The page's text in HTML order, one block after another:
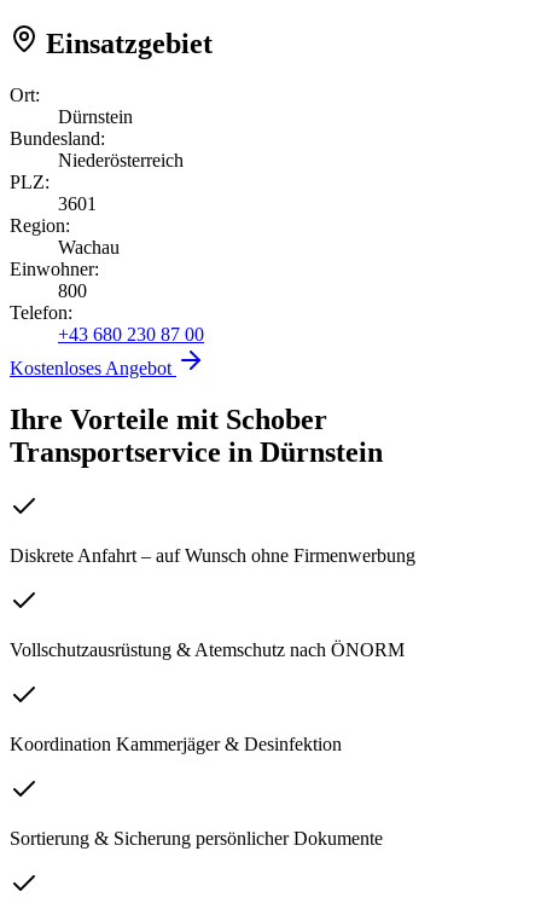
Einsatzgebiet
Ort:
Dürnstein
Bundesland:
Niederösterreich
PLZ:
3601
Region:
Wachau
Einwohner:
800
Telefon:
+43 680 230 87 00
Kostenloses Angebot
Ihre Vorteile mit Schober
Transportservice in Dürnstein
Diskrete Anfahrt – auf Wunsch ohne Firmenwerbung
Vollschutzausrüstung & Atemschutz nach ÖNORM
Koordination Kammerjäger & Desinfektion
Sortierung & Sicherung persönlicher Dokumente